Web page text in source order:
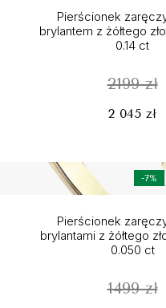
Pierścionek
brylantem z żółtego
0.14 ct
2199 zł
2 045 zł
-7%
Pierścionek
brylantami z żółtego
0.050 ct
1499 zł